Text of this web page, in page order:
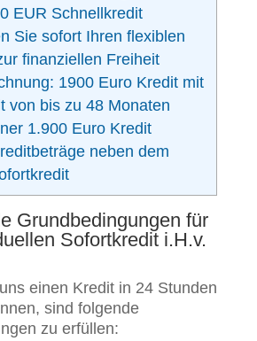
EUR Schnellkredit
Sie sofort Ihren flexiblen
finanziellen Freiheit
1900 Euro Kredit mit
von bis zu 48 Monaten
1.900 Euro Kredit
neben dem
Grundbedingungen für
Sofortkredit i.H.v.
einen Kredit in 24 Stunden
sind folgende
zu erfüllen: